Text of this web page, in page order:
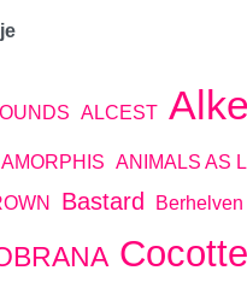
ALCEST
AMORPHIS ANIMALS AS
Bastard Berhelven